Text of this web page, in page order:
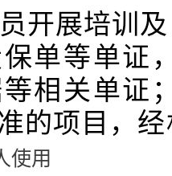
开展培训
单等单证
相关单证
的项目，
使用